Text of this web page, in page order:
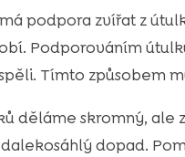
podpora zvířat z
Podporováním
Tímto způsobem
děláme skromný, ale
dopad.